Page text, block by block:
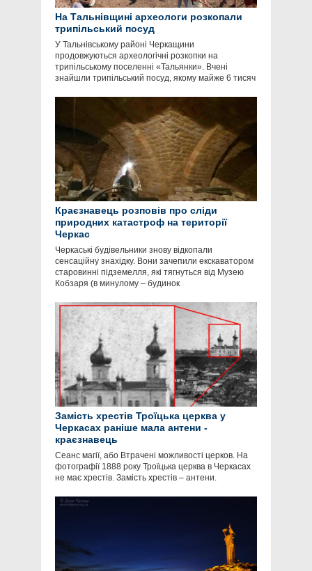
На Тальнівщині археологи розкопали
трипільський посуд
У Тальнівському районі Черкащини
продовжуються археологічні розкопки на
трипільському поселенні «Тальянки». Вчені
знайшли трипільський посуд, якому майже 6 тисяч
Краєзнавець розповів про сліди
природних катастроф на території
Черкас
Черкаські будівельники знову відкопали
сенсаційну знахідку. Вони зачепили екскаватором
старовинні підземелля, які тягнуться від Музею
Кобзаря (в минулому – будинок
Замість хрестів Троїцька церква у
Черкасах раніше мала антени -
краєзнавець
Сеанс магії, або Втрачені можливості церков. На
фотографії 1888 року Троїцька церква в Черкасах
не має хрестів. Замість хрестів – антени.